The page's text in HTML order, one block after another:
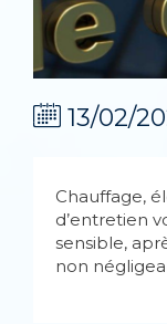
13/02/
Chauffage,
d’entretien
sensible,
non